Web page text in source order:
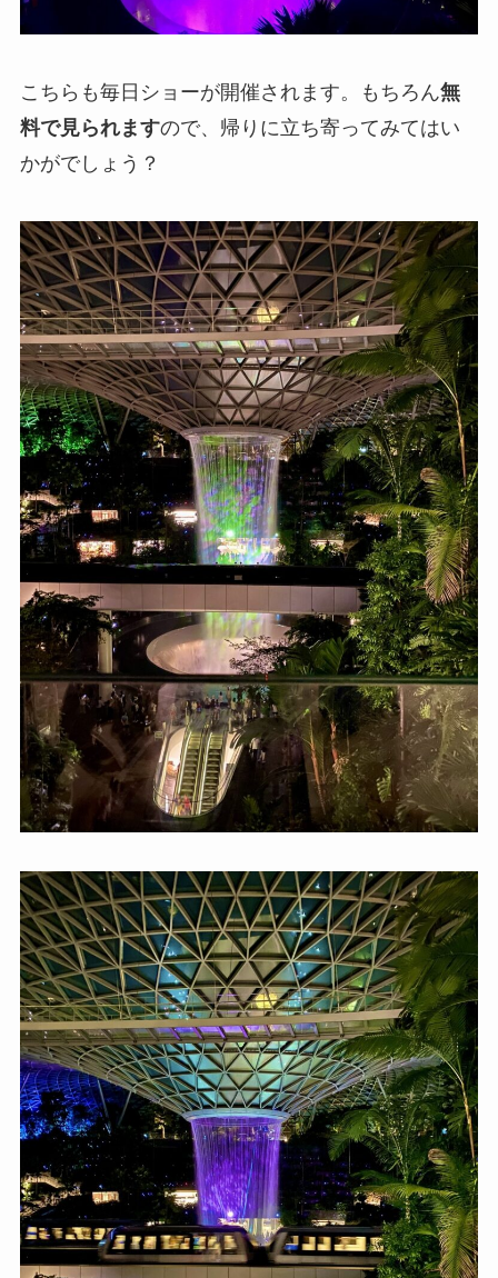
こちらも毎日ショーが開催されます。もちろん無
料で見られますので、帰りに立ち寄ってみてはい
かがでしょう？